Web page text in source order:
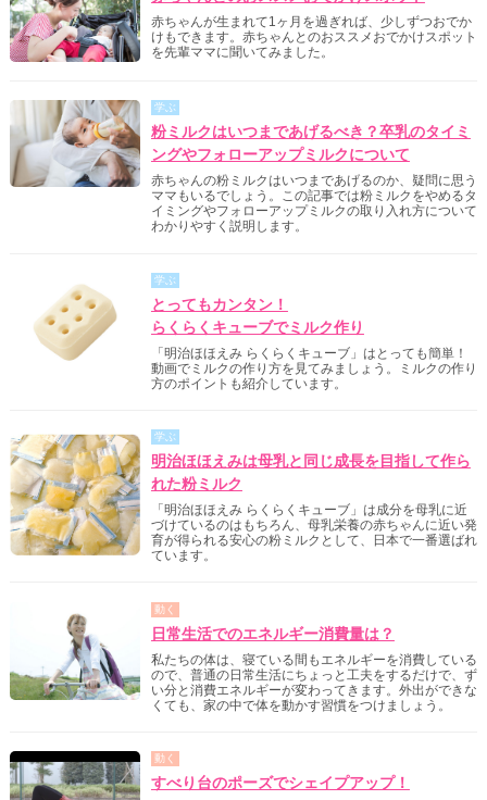
赤ちゃんが生まれて1ヶ月を過ぎれば、少しずつおでか
けもできます。赤ちゃんとのおススメおでかけスポット
を先輩ママに聞いてみました。
学ぶ
粉ミルクはいつまであげるべき？卒乳のタイミ
ングやフォローアップミルクについて
赤ちゃんの粉ミルクはいつまであげるのか、疑問に思う
ママもいるでしょう。この記事では粉ミルクをやめるタ
イミングやフォローアップミルクの取り入れ方について
わかりやすく説明します。
学ぶ
とってもカンタン！
らくらくキューブでミルク作り
「明治ほほえみ らくらくキューブ」はとっても簡単！
動画でミルクの作り方を見てみましょう。ミルクの作り
方のポイントも紹介しています。
学ぶ
明治ほほえみは母乳と同じ成長を目指して作ら
れた粉ミルク
「明治ほほえみ らくらくキューブ」は成分を母乳に近
づけているのはもちろん、母乳栄養の赤ちゃんに近い発
育が得られる安心の粉ミルクとして、日本で一番選ばれ
ています。
動く
日常生活でのエネルギー消費量は？
私たちの体は、寝ている間もエネルギーを消費している
ので、普通の日常生活にちょっと工夫をするだけで、ず
い分と消費エネルギーが変わってきます。外出ができな
くても、家の中で体を動かす習慣をつけましょう。
動く
すべり台のポーズでシェイプアップ！